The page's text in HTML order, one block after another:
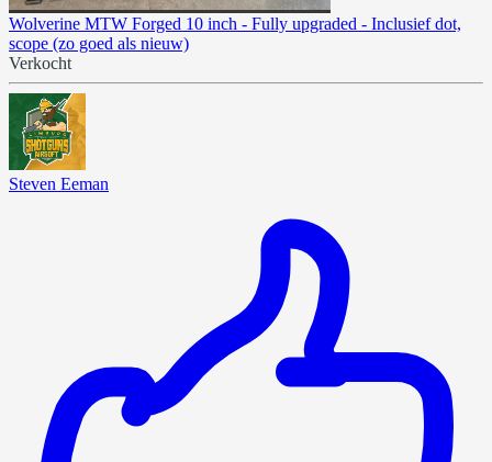
Wolverine MTW Forged 10 inch - Fully upgraded - Inclusief dot,
scope (zo goed als nieuw)
Verkocht
Steven Eeman